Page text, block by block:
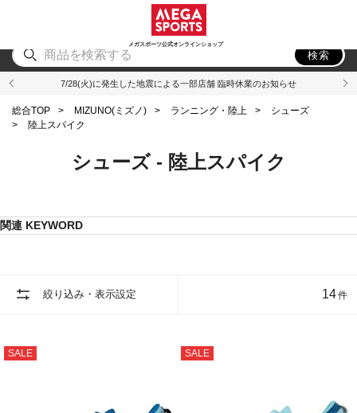
メガスポーツ公式オンラインショップ
アウトドア
検索
7/28(火)に発生した地震による一部店舗 臨時休業のお知らせ
総合TOP > MIZUNO(ミズノ) > ランニング・陸上 >
シューズ
>
陸上スパイク
シューズ - 陸上スパイク
関連 KEYWORD
絞り込み・表示設定 14件
SALE SALE